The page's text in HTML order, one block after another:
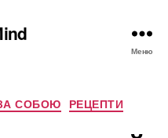
Меню
СОБОЮ РЕЦЕПТИ